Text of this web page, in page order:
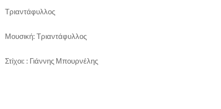
Τριαντάφυλλος
Μουσική: Τριαντάφυλλος
Στίχοι: : Γιάννης Μπουρνέλης